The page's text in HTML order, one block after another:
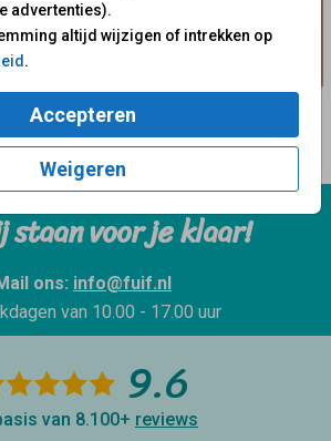
advertenties).
altijd wijzigen of intrekken op
.
Accepteren
Weigeren
staan voor je klaar!
ons: info@fuif.nl
van 10.00 - 17.00 uur
9.6
van 8.100+ reviews